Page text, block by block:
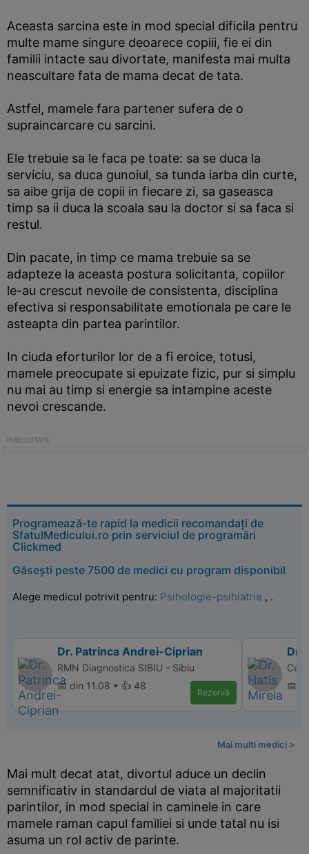
Aceasta sarcina este in mod special dificila pentru
multe mame singure deoarece copiii, fie ei din
familii intacte sau divortate, manifesta mai multa
neascultare fata de mama decat de tata.
Astfel, mamele fara partener sufera de o
supraincarcare cu sarcini.
Ele trebuie sa le faca pe toate: sa se duca la
serviciu, sa duca gunoiul, sa tunda iarba din curte,
sa aibe grija de copii in fiecare zi, sa gaseasca
timp sa ii duca la scoala sau la doctor si sa faca si
restul.
Din pacate, in timp ce mama trebuie sa se
adapteze la aceasta postura solicitanta, copiilor
le-au crescut nevoile de consistenta, disciplina
efectiva si responsabilitate emotionala pe care le
asteapta din partea parintilor.
In ciuda eforturilor lor de a fi eroice, totusi,
mamele preocupate si epuizate fizic, pur si simplu
nu mai au timp si energie sa intampine aceste
nevoi crescande.
Programează-te rapid la medicii recomandați de
SfatulMedicului.ro prin serviciul de programări
Clickmed
Găsești peste 7500 de medici cu program disponibil
Alege medicul potrivit pentru: Psihologie-psihiatrie , .
Dr. Patrinca Andrei-Ciprian
RMN Diagnostica SIBIU - Sibiu
📅 din 11.08 • 👍 48
Rezervă
Dr.
📅
Mai multi medici >
Mai mult decat atat, divortul aduce un declin
semnificativ in standardul de viata al majoritatii
parintilor, in mod special in caminele in care
mamele raman capul familiei si unde tatal nu isi
asuma un rol activ de parinte.